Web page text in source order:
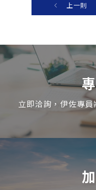
上一則
立即洽詢，伊佐專